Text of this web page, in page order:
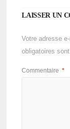
LAISSER UN
Votre adresse
obligatoires
Commentaire *